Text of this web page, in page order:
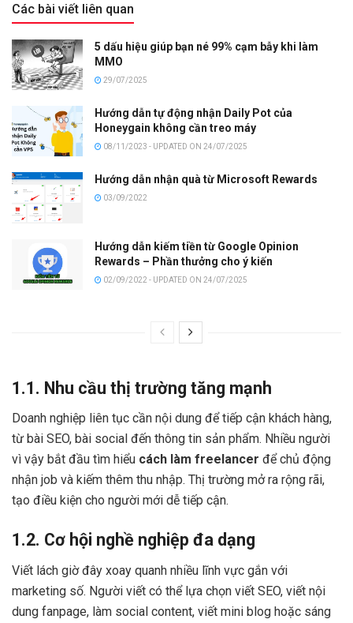
Các bài viết liên quan
5 dấu hiệu giúp bạn né 99% cạm bẫy khi làm
MMO
29/07/2025
Hướng dẫn tự động nhận Daily Pot của
Honeygain không cần treo máy
08/11/2023 - UPDATED ON 24/07/2025
Hướng dẫn nhận quà từ Microsoft Rewards
03/09/2022
Hướng dẫn kiếm tiền từ Google Opinion
Rewards – Phần thưởng cho ý kiến
02/09/2022 - UPDATED ON 24/07/2025
1.1. Nhu cầu thị trường tăng mạnh
Doanh nghiệp liên tục cần nội dung để tiếp cận khách hàng,
từ bài SEO, bài social đến thông tin sản phẩm. Nhiều người
vì vậy bắt đầu tìm hiểu cách làm freelancer để chủ động
nhận job và kiếm thêm thu nhập. Thị trường mở ra rộng rãi,
tạo điều kiện cho người mới dễ tiếp cận.
1.2. Cơ hội nghề nghiệp đa dạng
Viết lách giờ đây xoay quanh nhiều lĩnh vực gắn với
marketing số. Người viết có thể lựa chọn viết SEO, viết nội
dung fanpage, làm social content, viết mini blog hoặc sáng